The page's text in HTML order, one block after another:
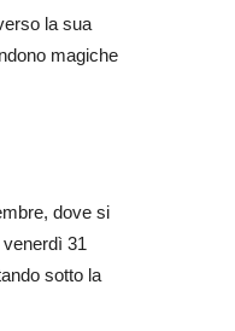
la sua
magiche
dove si
31
sotto la